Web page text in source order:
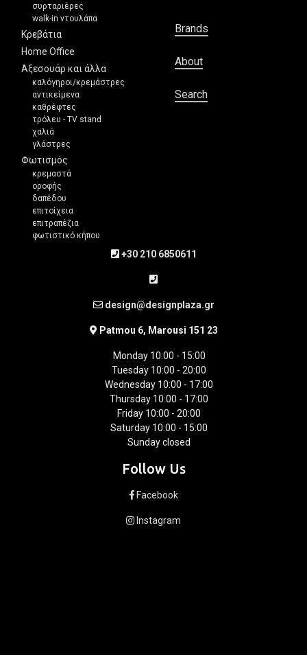
συρταριέρες
walk-in ντουλάπα
Κρεβάτια
Home Office
Αξεσουάρ και άλλα
καλόγηροι/κρεμάστρες
αντικείμενα
καθρέφτες
τρόλευ - TV stand
χαλιά
γλάστρες
Φωτισμός
κρεμαστά
οροφής
δαπέδου
επιτοίχεια
επιτραπέζια
φωτιστικό κήπου
Brands
About
Search
+30 210 6850611
design@designplaza.gr
Patmou 6, Marousi 151 23
Monday 10:00 - 15:00
Tuesday 10:00 - 20:00
Wednesday 10:00 - 17:00
Thursday 10:00 - 17:00
Friday 10:00 - 20:00
Saturday 10:00 - 15:00
Sunday closed
Follow Us
Facebook
Instagram